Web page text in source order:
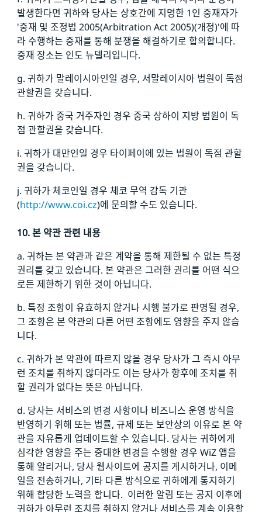
발생한다면 귀하와 당사는 상호간에 지명한 1인 중재자가
'중재 및 조정법 2005(Arbitration Act 2005)(개정)'에 따
라 수행하는 중재를 통해 분쟁을 해결하기로 합의합니다.
중재 장소는 인도 뉴델리입니다.
g. 귀하가 말레이시아인일 경우, 서말레이시아 법원이 독점
관할권을 갖습니다.
h. 귀하가 중국 거주자인 경우 중국 상하이 지방 법원이 독
점 관할권을 갖습니다.
i. 귀하가 대만인일 경우 타이페이에 있는 법원이 독점 관할
권을 갖습니다.
j. 귀하가 체코인일 경우 체코 무역 감독 기관
(http://www.coi.cz)에 문의할 수도 있습니다.
10. 본 약관 관련 내용
a. 귀하는 본 약관과 같은 계약을 통해 제한될 수 없는 특정
권리를 갖고 있습니다. 본 약관은 그러한 권리를 어떤 식으
로든 제한하기 위한 것이 아닙니다.
b. 특정 조항이 유효하지 않거나 시행 불가로 판명될 경우,
그 조항은 본 약관의 다른 어떤 조항에도 영향을 주지 않습
니다.
c. 귀하가 본 약관에 따르지 않을 경우 당사가 그 즉시 아무
런 조치를 취하지 않더라도 이는 당사가 향후에 조치를 취
할 권리가 없다는 뜻은 아닙니다.
d. 당사는 서비스의 변경 사항이나 비즈니스 운영 방식을
반영하기 위해 또는 법률, 규제 또는 보안상의 이유로 본 약
관을 자유롭게 업데이트할 수 있습니다. 당사는 귀하에게
심각한 영향을 주는 중대한 변경을 수행할 경우 WiZ 앱을
통해 알리거나, 당사 웹사이트에 공지를 게시하거나, 이메
일을 전송하거나, 기타 다른 방식으로 귀하에게 통지하기
위해 합당한 노력을 합니다. 이러한 알림 또는 공지 이후에
귀하가 아무런 조치를 취하지 않거나 서비스를 계속 이용할